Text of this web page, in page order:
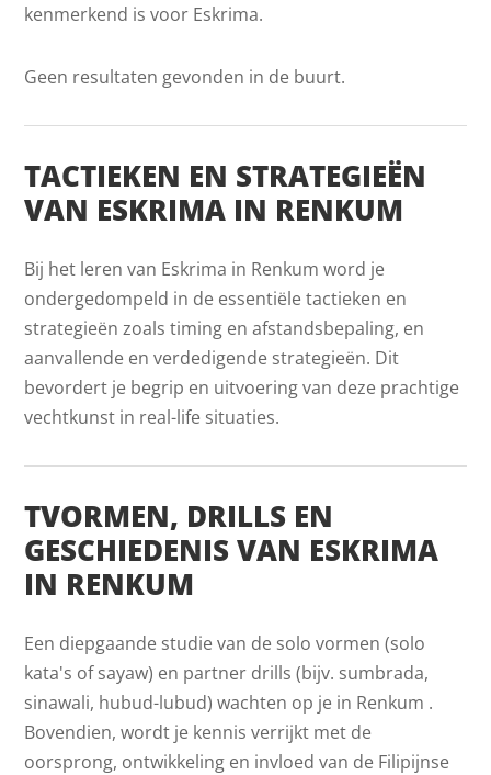
kenmerkend is voor Eskrima.
Geen resultaten gevonden in de buurt.
TACTIEKEN EN STRATEGIEËN
VAN ESKRIMA IN RENKUM
Bij het leren van Eskrima in Renkum word je
ondergedompeld in de essentiële tactieken en
strategieën zoals timing en afstandsbepaling, en
aanvallende en verdedigende strategieën. Dit
bevordert je begrip en uitvoering van deze prachtige
vechtkunst in real-life situaties.
TVORMEN, DRILLS EN
GESCHIEDENIS VAN ESKRIMA
IN RENKUM
Een diepgaande studie van de solo vormen (solo
kata's of sayaw) en partner drills (bijv. sumbrada,
sinawali, hubud-lubud) wachten op je in Renkum .
Bovendien, wordt je kennis verrijkt met de
oorsprong, ontwikkeling en invloed van de Filipijnse